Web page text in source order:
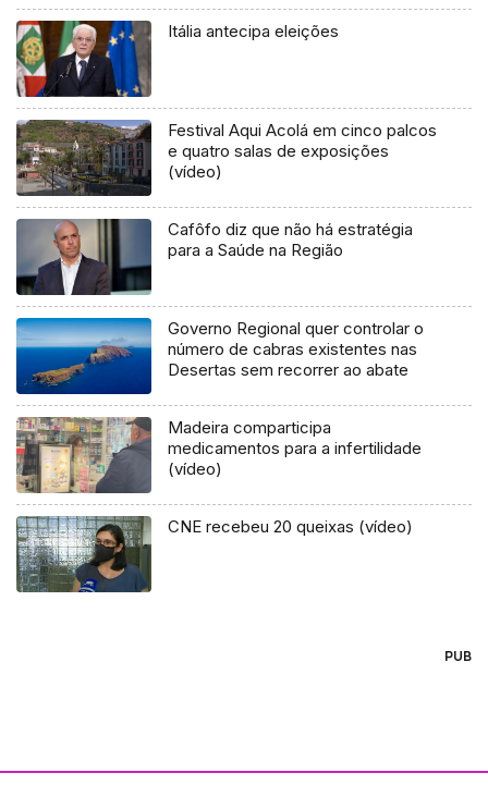
Itália antecipa eleições
Festival Aqui Acolá em cinco palcos
e quatro salas de exposições
(vídeo)
Cafôfo diz que não há estratégia
para a Saúde na Região
Governo Regional quer controlar o
número de cabras existentes nas
Desertas sem recorrer ao abate
Madeira comparticipa
medicamentos para a infertilidade
(vídeo)
CNE recebeu 20 queixas (vídeo)
PUB